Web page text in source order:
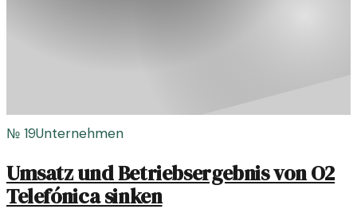
№ 19Unternehmen
Umsatz und Betriebsergebnis von O2
Telefónica sinken